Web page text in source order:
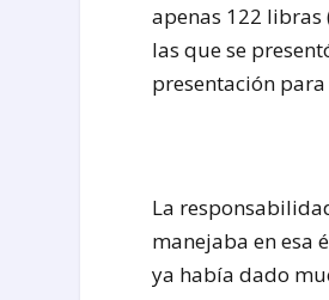
apenas 122
las que se
presentación
La
manejaba en esa
ya había dado